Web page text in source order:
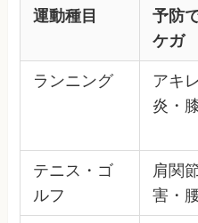
運動種目
予防
ケガ
ランニング
アキ
炎・
テニス・ゴ
ルフ
肩関
害・